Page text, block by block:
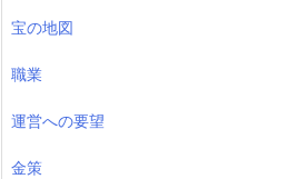
宝の地図
職業
運営への要望
金策